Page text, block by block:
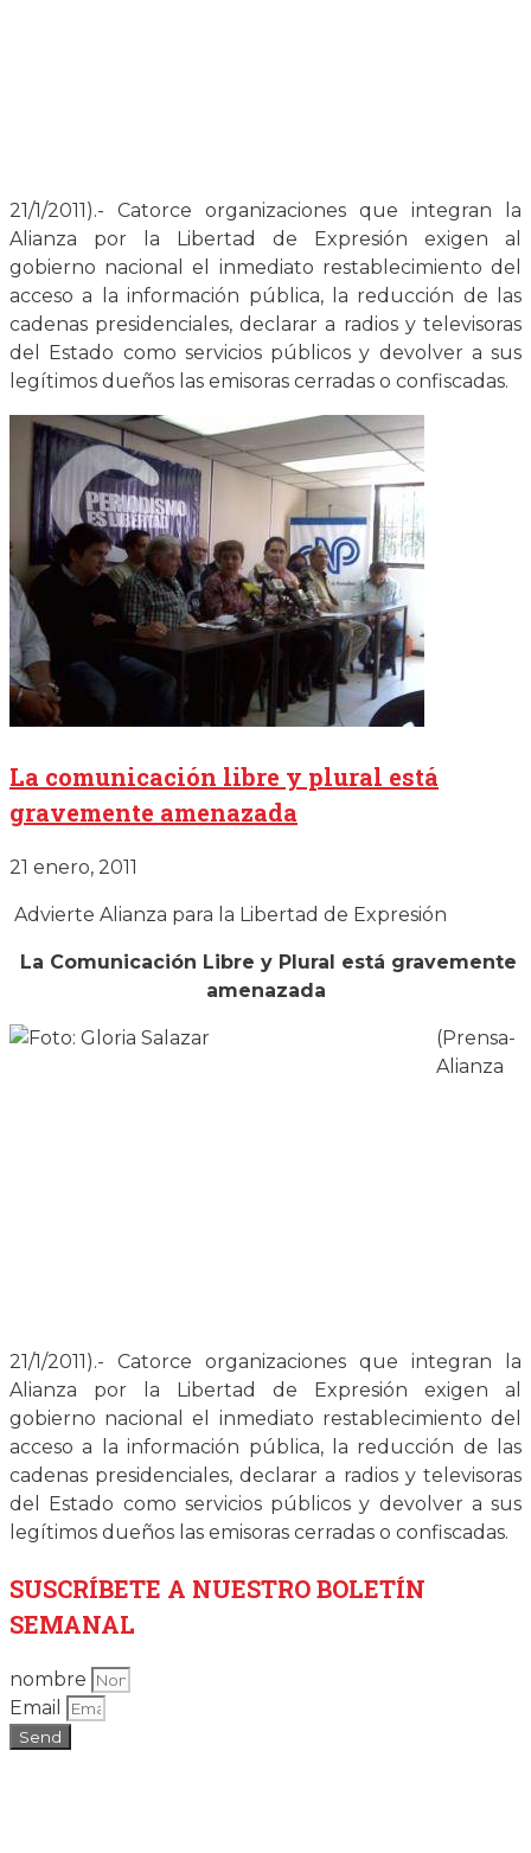
21/1/2011).- Catorce organizaciones que integran la
Alianza por la Libertad de Expresión exigen al
gobierno nacional el inmediato restablecimiento del
acceso a la información pública, la reducción de las
cadenas presidenciales, declarar a radios y televisoras
del Estado como servicios públicos y devolver a sus
legítimos dueños las emisoras cerradas o confiscadas.
La comunicación libre y plural está
gravemente amenazada
21 enero, 2011
Advierte Alianza para la Libertad de Expresión
La Comunicación Libre y Plural está gravemente
amenazada
(Prensa-
Alianza
21/1/2011).- Catorce organizaciones que integran la
Alianza por la Libertad de Expresión exigen al
gobierno nacional el inmediato restablecimiento del
acceso a la información pública, la reducción de las
cadenas presidenciales, declarar a radios y televisoras
del Estado como servicios públicos y devolver a sus
legítimos dueños las emisoras cerradas o confiscadas.
SUSCRÍBETE A NUESTRO BOLETÍN
SEMANAL
nombre
Email
Send